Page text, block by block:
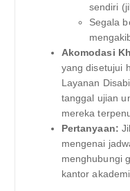
sendiri
Segala
Akomodasi
yang disetujui
Layanan
tanggal ujian
mereka
Pertanyaan:
mengenai
menghubungi
kantor